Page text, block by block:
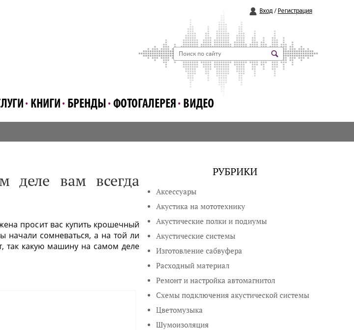
Вход / Регистрация
КНИГИ БРЕНДЫ ФОТОГАЛЕРЕЯ ВИДЕО
деле вам всегда
просит вас купить крошечный
начали сомневаться, а на той ли
так какую машину на самом деле
РУБРИКИ
Аксессуары
Акустика на мототехнику
Акустические полки и подиумы
Акустические системы
Изготовление сабвуфера
Расходный материал
Ремонт и настройка автомагнитол
Схемы подключения акустической системы
Цветомузыка
Шумоизоляция